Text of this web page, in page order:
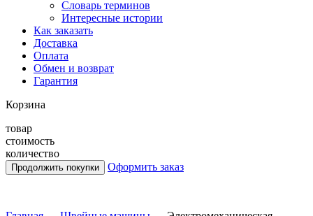
Словарь терминов
Интересные истории
Как заказать
Доставка
Оплата
Обмен и возврат
Гарантия
Корзина
товар
стоимость
количество
Оформить заказ